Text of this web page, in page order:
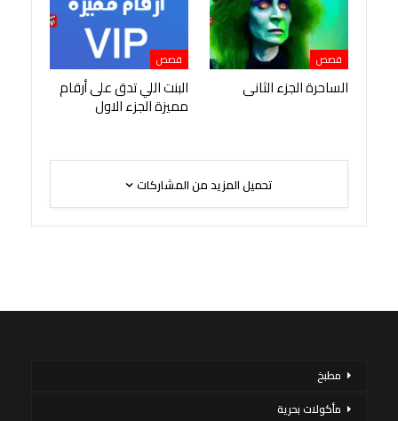
قصص
الساحرة الجزء الثانى
قصص
البنت اللي تدق على أرقام
مميزة الجزء الاول
تحميل المزيد من المشاركات
مطبخ
مأكولات بحرية